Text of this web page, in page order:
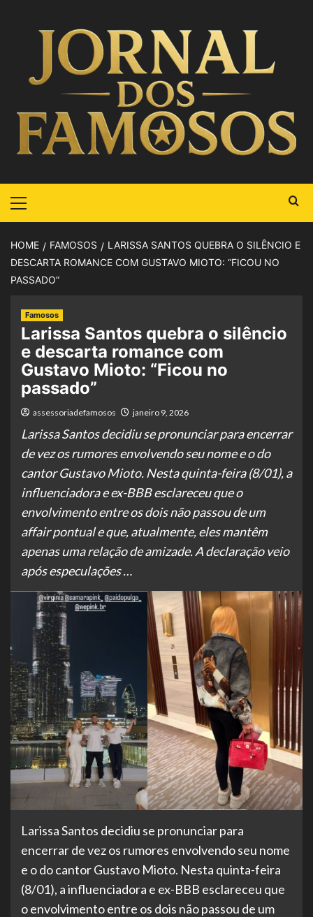
HOME FAMOSOS
LARISSA SANTOS QUEBRA O SILÊNCIO E
DESCARTA ROMANCE COM GUSTAVO MIOTO: “FICOU NO
PASSADO”
Famosos
Larissa Santos quebra o silêncio
e descarta romance com
Gustavo Mioto: “Ficou no
passado”
assessoriadefamosos janeiro 9, 2026
Larissa Santos decidiu se pronunciar para encerrar
de vez os rumores envolvendo seu nome e o do
cantor Gustavo Mioto. Nesta quinta-feira (8/01), a
influenciadora e ex-BBB esclareceu que o
envolvimento entre os dois não passou de um
affair pontual e que, atualmente, eles mantêm
apenas uma relação de amizade. A declaração veio
após especulações …
Larissa Santos decidiu se pronunciar para
encerrar de vez os rumores envolvendo seu nome
e o do cantor Gustavo Mioto. Nesta quinta-feira
(8/01), a influenciadora e ex-BBB esclareceu que
o envolvimento entre os dois não passou de um